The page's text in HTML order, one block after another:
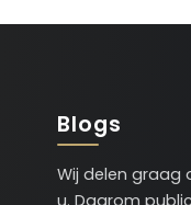
Blogs
Wij delen graag